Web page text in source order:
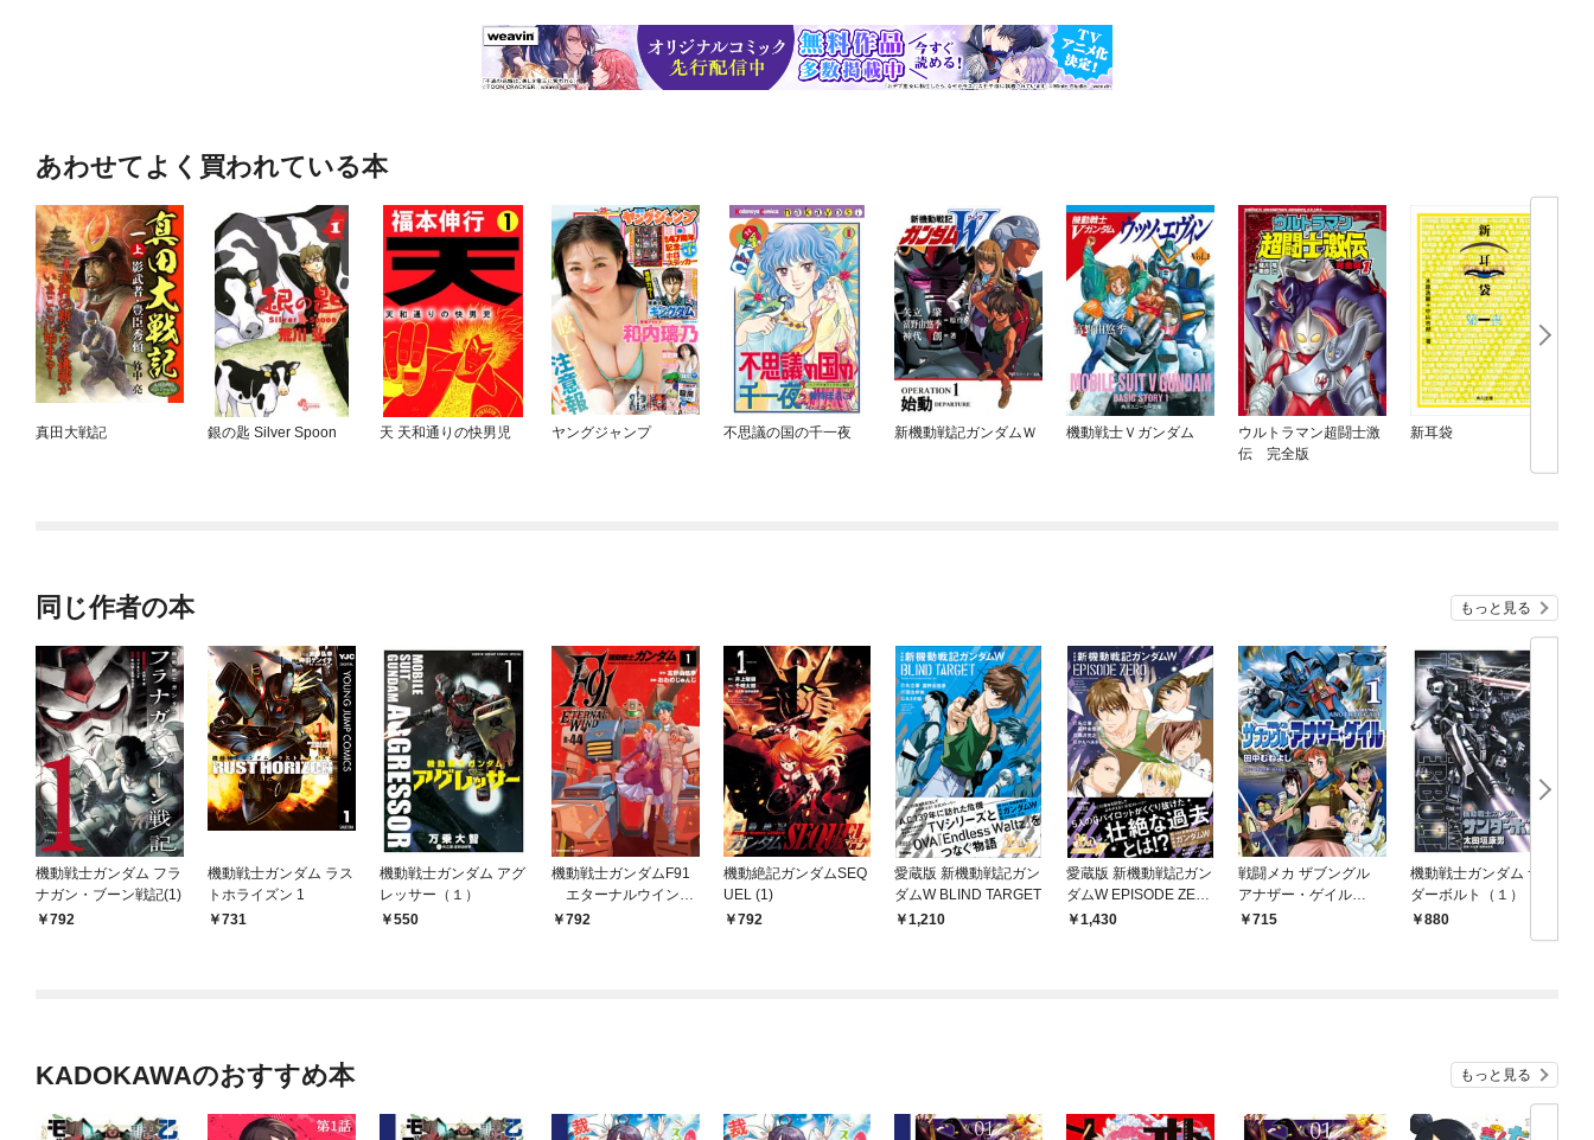
あわせてよく買われている本
真田大戦記 銀の匙 Silver Spoon 天 天和通りの快男児 ヤングジャンプ 不思議の国の千一夜 新機動戦記ガンダムＷ 機動戦士Ｖガンダム
ウルトラマン超闘士激
伝 完全版
新耳袋
同じ作者の本 もっと見る
機動戦士ガンダム フラ
ナガン・ブーン戦記(1)
792
機動戦士ガンダム ラス
トホライズン 1
731
機動戦士ガンダム アグ
レッサー（１）
550
機動戦士ガンダムF91
エターナルウインド
(１)792
機動絶記ガンダムSEQ
UEL (1)
792
愛蔵版 新機動戦記ガン
ダムW BLIND TARGET
1,210
愛蔵版 新機動戦記ガン
ダムW EPISODE ZER
O 1,430
戦闘メカ ザブングル
アナザー・ゲイル
（１）
715
機動戦士ガンダム サン
ダーボルト（１）
880
KADOKAWAのおすすめ本 もっと見る